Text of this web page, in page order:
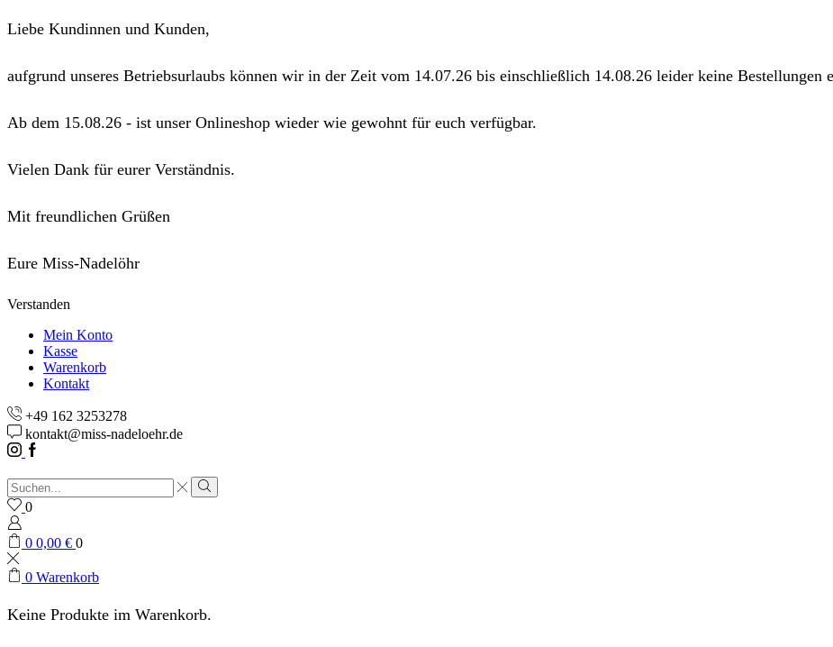
Liebe Kundinnen und Kunden,
aufgrund unseres Betriebsurlaubs können wir in der Zeit vom 14.07.26 bis einschließlich 14.08.26 leider keine Bestellungen
Ab dem 15.08.26 - ist unser Onlineshop wieder wie gewohnt für euch verfügbar.
Vielen Dank für eurer Verständnis.
Mit freundlichen Grüßen
Eure Miss-Nadelöhr
Verstanden
Mein Konto
Kasse
Warenkorb
Kontakt
+49 162 3253278
kontakt@miss-nadeloehr.de
Instagram
Facebook
Sucheingabe
Suche
0
0 0,00 € 0
0 Warenkorb
Keine Produkte im Warenkorb.